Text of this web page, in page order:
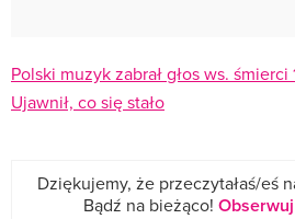
Polski muzyk zabrał głos ws.
Ujawnił, co się stało
Dziękujemy, że przeczytałaś/eś
Bądź na bieżąco!